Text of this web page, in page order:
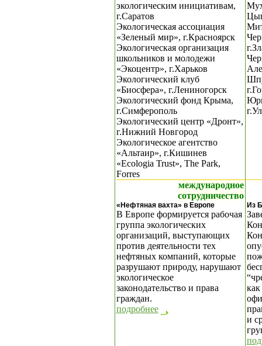
экологическим инициативам,
г.Саратов
Экологическая ассоциация
«Зеленый мир», г.Красноярск
Экологическая организация
школьников и молодежи
«Экоцентр», г.Харьков
Экологический клуб
«Биосфера», г.Лениногорск
Экологический фонд Крыма,
г.Симферополь
Экологический центр «Дронт»,
г.Нижний Новгород
Экологическое агентство
«Альтаир», г.Кишинев
«Ecologia Trust», The Park,
Forres
международное
сотрудничество
«Нефтяная вахта» в Европе
В Европе формируется рабочая
группа экологических
организаций, выступающих
против деятельности тех
нефтяных компаний, которые
разрушают природу, нарушают
экологическое
законодательство и права
граждан.
подробнее
Из
и